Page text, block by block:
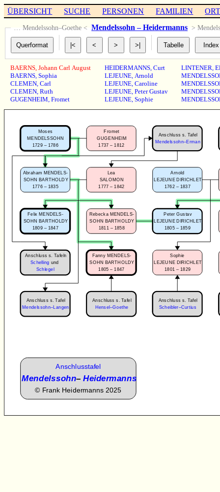
ÜBERSICHT SUCHE PERSONEN FAMILIEN
… Mendelssohn–Goethe < Mendelssohn – Heidermanns >
BAERNS,Johann Carl August
BAERNS,Sophia
CLEMEN,Carl
CLEMEN,Ruth
GUGENHEIM,Fromet
HEIDERMANNS, Curt
LEJEUNE, Arnold
LEJEUNE, Caroline
LEJEUNE, Peter Gustav
LEJEUNE, Sophie
LINTENER,
Fanny MENDELS-
SOHN BARTHOLDY
1805 – 1847
Lea
SALOMON
1777 – 1842
Abraham MENDELS-
SOHN BARTHOLDY
1776 – 1835
Felix MENDELS-
SOHN BARTHOLDY
1809 – 1847
Fromet
GUGENHEIM
1737 – 1812
Moses
MENDELSSOHN
1729 – 1786
Anschluss s. Tafel
Hensel–Goethe
Anschluss s. Tafeln
Schelling und
Schlegel
Anschlusstafel
Mendelssohn–Heidermanns
© Frank Heidermanns 2025
Anschluss s. Tafel
Mendelssohn–Erman
Rebecka MENDELS-
SOHN BARTHOLDY
1811 – 1858
Peter Gustav
LEJEUNE DIRICHLET
1805 – 1859
Arnold
LEJEUNE DIRICHLET
1762 – 1837
Sophie
LEJEUNE DIRICHLET
1801 – 1829
Anschluss s. Tafel
Scheibler–Curtius
Anschluss s. Tafel
Mendelssohn–Langen